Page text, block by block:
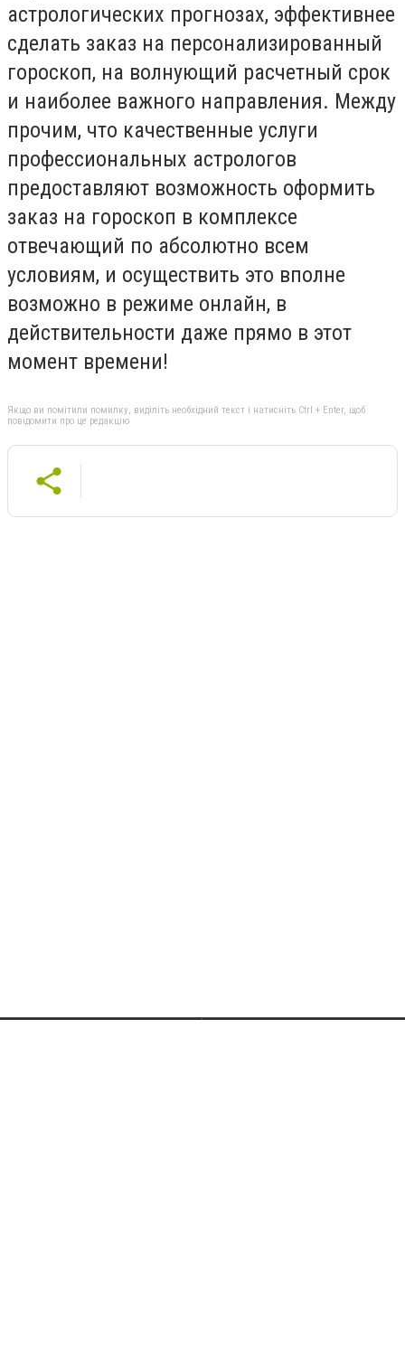
астрологических прогнозах, эффективнее
сделать заказ на персонализированный
гороскоп, на волнующий расчетный срок
и наиболее важного направления. Между
прочим, что качественные услуги
профессиональных астрологов
предоставляют возможность оформить
заказ на гороскоп в комплексе
отвечающий по абсолютно всем
условиям, и осуществить это вполне
возможно в режиме онлайн, в
действительности даже прямо в этот
момент времени!
Якщо ви помітили помилку, виділіть необхідний текст і натисніть Ctrl + Enter, щоб
повідомити про це редакцію